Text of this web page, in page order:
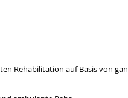
Rehabilitation auf Basis von